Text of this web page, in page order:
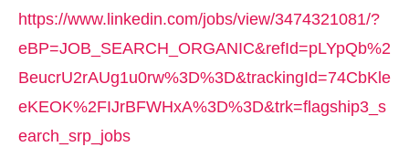
https://www.linkedin.com/jobs/view/3474321081/?
eBP=JOB_SEARCH_ORGANIC&refId=pLYpQb%2
BeucrU2rAUg1u0rw%3D%3D&trackingId=74CbKle
eKEOK%2FIJrBFWHxA%3D%3D&trk=flagship3_s
earch_srp_jobs